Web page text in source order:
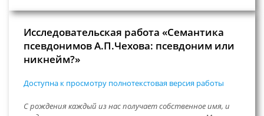
Исследовательская работа «Семантика
псевдонимов А.П.Чехова: псевдоним или
никнейм?»
Доступна к просмотру полнотекстовая версия работы
С рождения каждый из нас получает собственное имя, и